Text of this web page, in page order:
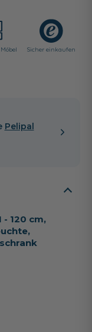
Sicher einkaufen
Pelipal
- 120 cm,